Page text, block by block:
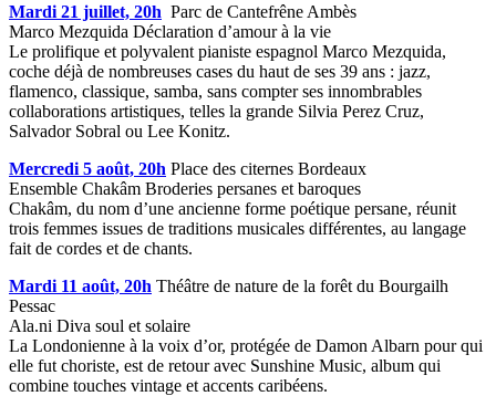
Mardi 21 juillet, 20h Parc de Cantefrêne Ambès
Marco Mezquida Déclaration d’amour à la vie
Le prolifique et polyvalent pianiste espagnol Marco Mezquida,
coche déjà de nombreuses cases du haut de ses 39 ans : jazz,
flamenco, classique, samba, sans compter ses innombrables
collaborations artistiques, telles la grande Silvia Perez Cruz,
Salvador Sobral ou Lee Konitz.
Mercredi 5 août, 20h Place des citernes Bordeaux
Ensemble Chakâm Broderies persanes et baroques
Chakâm, du nom d’une ancienne forme poétique persane, réunit
trois femmes issues de traditions musicales différentes, au langage
fait de cordes et de chants.
Mardi 11 août, 20h Théâtre de nature de la forêt du Bourgailh
Pessac
Ala.ni Diva soul et solaire
La Londonienne à la voix d’or, protégée de Damon Albarn pour qui
elle fut choriste, est de retour avec Sunshine Music, album qui
combine touches vintage et accents caribéens.